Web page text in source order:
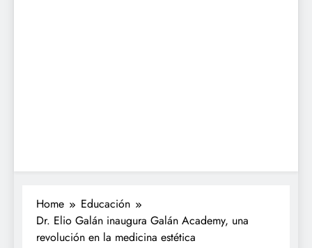
Home
Educación
Dr. Elio Galán inaugura Galán Academy, una
revolución en la medicina estética